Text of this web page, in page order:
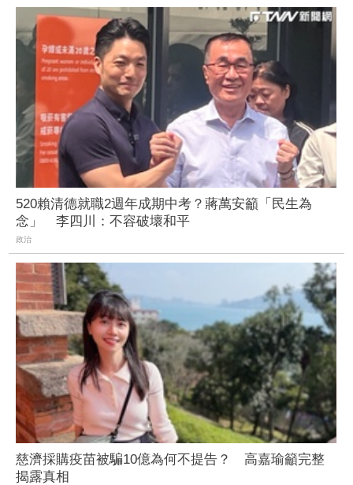
520賴清德就職2週年成期中考？蔣萬安籲「民生為
念」 李四川：不容破壞和平
政治
慈濟採購疫苗被騙10億為何不提告？ 高嘉瑜籲完整
揭露真相